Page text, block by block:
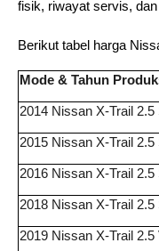
fisik, riwayat servis,
Berikut tabel harga
Mode & Tahun
2014 Nissan X-Trail 2.5
2015 Nissan X-Trail 2.5
2016 Nissan X-Trail 2.5
2018 Nissan X-Trail 2.5
2019 Nissan X-Trail 2.5